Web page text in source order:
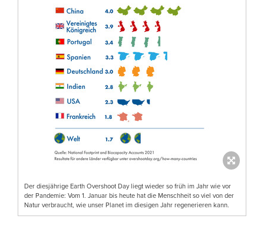
Der diesjährige Earth Overshoot Day liegt wieder so früh im Jahr wie vor
der Pandemie: Vom 1. Januar bis heute hat die Menschheit so viel von der
Natur verbraucht, wie unser Planet im diesigen Jahr regenerieren kann.